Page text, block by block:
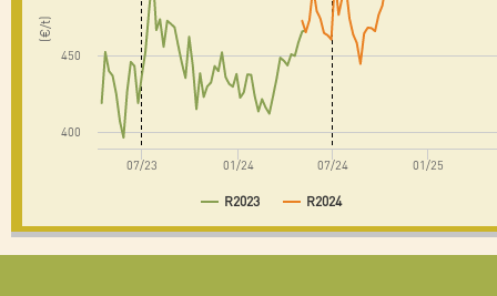
(€/t)
R2023 R2024
07/23 01/24 07/24 01/25
400
450